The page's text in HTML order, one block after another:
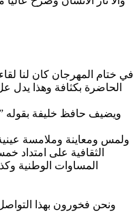
في ختام المهرجان كان لنا
الحاضرة بكثافة وهذا يدل
ويضيف حافظ خليفة بقوله ”
ولمس ومعاينة وملامسة
الثقافية على امتداد
المساوات الوطنية
ونحن فخورون بهذا